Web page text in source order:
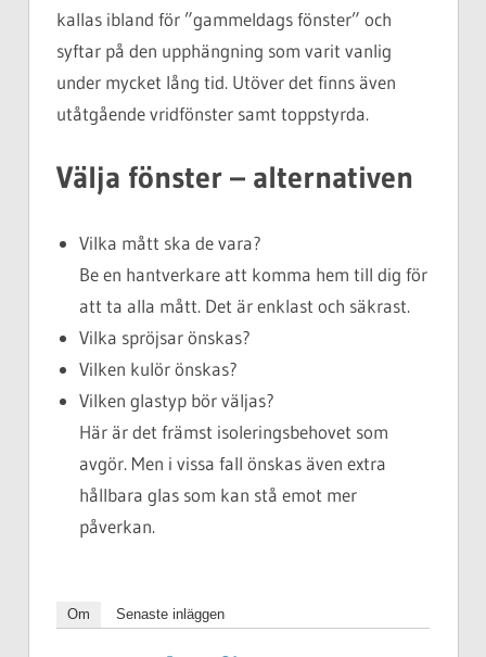
kallas ibland för ”gammeldags fönster” och
syftar på den upphängning som varit vanlig
under mycket lång tid. Utöver det finns även
utåtgående vridfönster samt toppstyrda.
Välja fönster – alternativen
Vilka mått ska de vara?
Be en hantverkare att komma hem till dig för
att ta alla mått. Det är enklast och säkrast.
Vilka spröjsar önskas?
Vilken kulör önskas?
Vilken glastyp bör väljas?
Här är det främst isoleringsbehovet som
avgör. Men i vissa fall önskas även extra
hållbara glas som kan stå emot mer
påverkan.
Om Senaste inläggen